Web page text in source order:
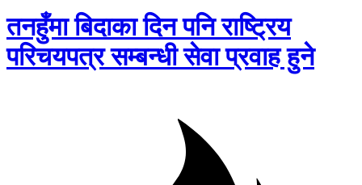
तनहुँमा बिदाका दिन पनि राष्ट्रिय
परिचयपत्र सम्बन्धी सेवा प्रवाह हुने